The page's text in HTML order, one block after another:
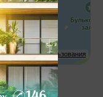
Условия использования